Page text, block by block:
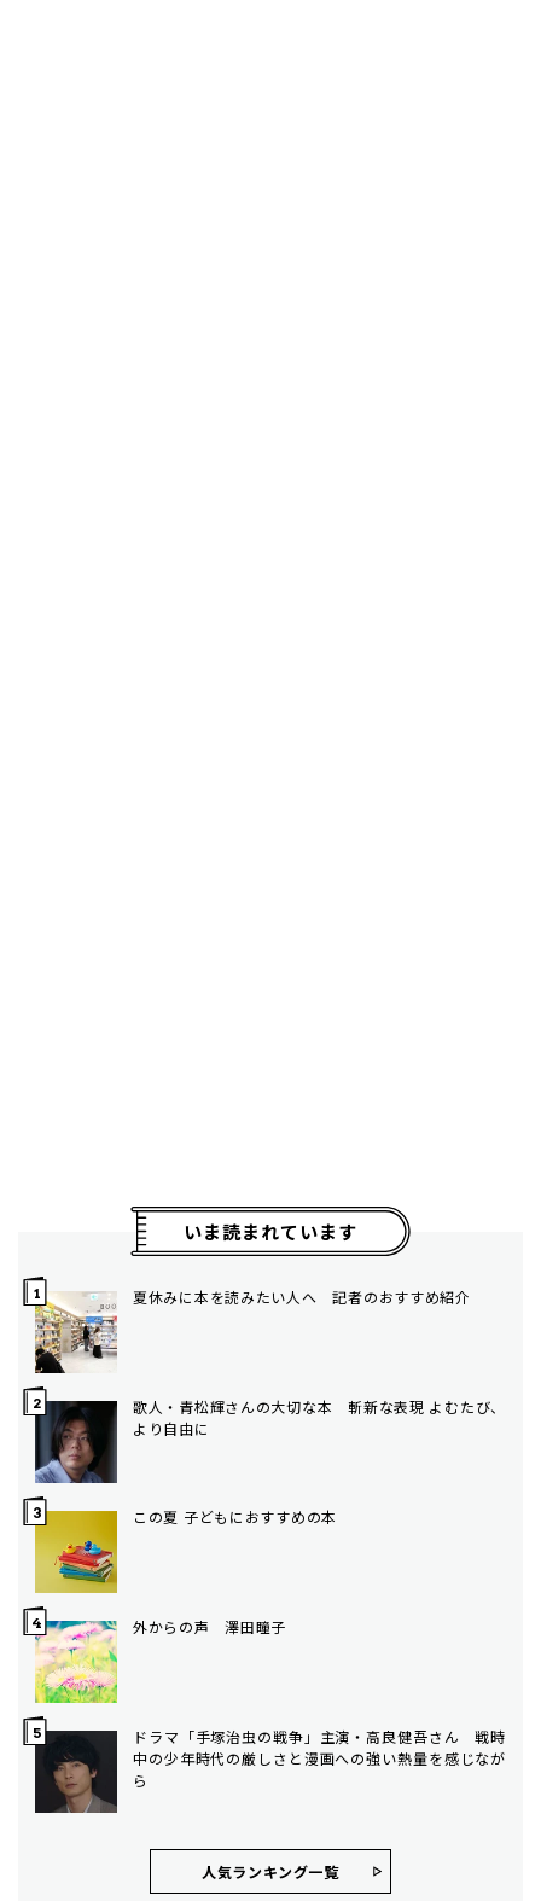
いま読まれています
夏休みに本を読みたい人へ 記者のおすすめ紹介
歌人・青松輝さんの大切な本 斬新な表現 よむたび、
より自由に
この夏 子どもにおすすめの本
外からの声 澤田瞳子
ドラマ「手塚治虫の戦争」主演・高良健吾さん 戦時
中の少年時代の厳しさと漫画への強い熱量を感じなが
ら
人気ランキング⼀覧